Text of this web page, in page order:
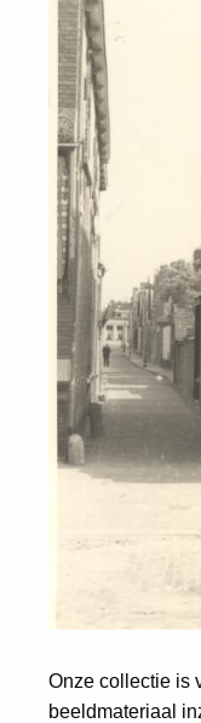
Onze collectie is
beeldmateriaal